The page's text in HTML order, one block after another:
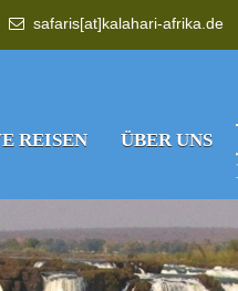
safaris[at]kalahari-afrika.de
REISEN ÜBER UNS